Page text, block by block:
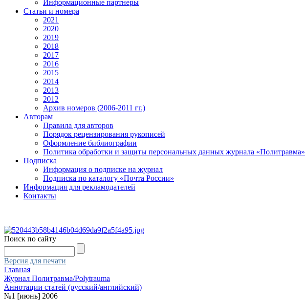
Информационные партнеры
Статьи и номера
2021
2020
2019
2018
2017
2016
2015
2014
2013
2012
Архив номеров (2006-2011 гг.)
Авторам
Правила для авторов
Порядок рецензирования рукописей
Оформление библиографии
Политика обработки и защиты персональных данных журнала «Политравма»
Подписка
Информация о подписке на журнал
Подписка по каталогу «Почта России»
Информация для рекламодателей
Контакты
Поиск по сайту
Версия для печати
Главная
Журнал Политравма/Polytrauma
Аннотации статей (русский/английский)
№1 [июнь] 2006